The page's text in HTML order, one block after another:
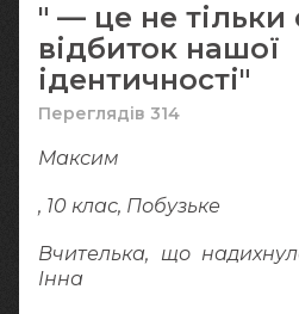
" — це не тільки
відбиток нашої
ідентичності"
Переглядів 314
Максим
, 10 клас, Побузьке
Вчителька, що
Інна